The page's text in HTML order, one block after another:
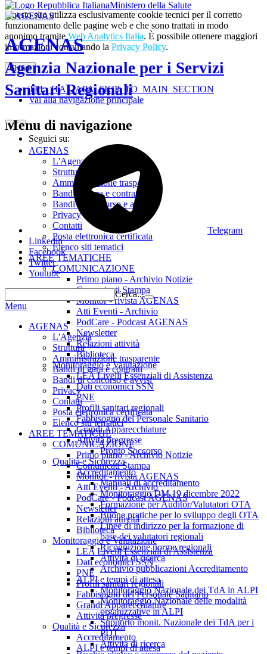
Questo sito utilizza esclusivamente cookie tecnici per il corretto
funzionamento delle pagine web e che sono trattati in modo
anonimo tramite Web Analytics Italia. È possibile ottenere maggiori
informazioni consultando la Privacy Policy.
Chiudi
TPL_ITALIAPA_SKIP_TO_MAIN_SECTION
Vai alla navigazione principale
Ministero della Salute
AGENAS
Agenzia Nazionale per i Servizi
Sanitari Regionali
Seguici su:
Telegram
Linkedin
Facebook
Twitter
Youtube
Cerca...
Menu
AGENAS
L'Agenzia
Struttura
Amministrazione trasparente
Bandi di gara e contratti
Bandi di concorso e avvisi
Privacy
Contatti
Posta elettronica certificata
Elenco siti tematici
AREE TEMATICHE
COMUNICAZIONE
Primo piano - Archivio Notizie
Comunicati Stampa
Monitor - rivista AGENAS
Atti Eventi - Archivio
PodCare - Podcast AGENAS
Newsletter
Relazioni attività
Biblioteca
Monitoraggio e Valutazione
LEA Livelli Essenziali di Assistenza
Dati economici SSN
PNE
Profili sanitari regionali
Fabbisogno del Personale Sanitario
Grandi Apparecchiature
Attività pregresse
Qualità e Sicurezza
Accreditamento
ALPI e tempi di attesa
Menu di navigazione
AGENAS
L'Agenzia
Struttura
Amministrazione trasparente
Bandi di gara e contratti
Bandi di concorso e avvisi
Privacy
Contatti
Posta elettronica certificata
Elenco siti tematici
AREE TEMATICHE
COMUNICAZIONE
Primo piano - Archivio Notizie
Comunicati Stampa
Monitor - rivista AGENAS
Atti Eventi - Archivio
PodCare - Podcast AGENAS
Newsletter
Relazioni attività
Biblioteca
Monitoraggio e Valutazione
LEA Livelli Essenziali di Assistenza
Dati economici SSN
PNE
Profili sanitari regionali
Fabbisogno del Personale Sanitario
Grandi Apparecchiature
Attività pregresse
Pronto Soccorso
Qualità e Sicurezza
Accreditamento
Manuali di accreditamento
Monitoraggio DM 19 dicembre 2022
Formazione per Auditor/Valutatori OTA
Buone pratiche per lo sviluppo degli OTA
Linee di indirizzo per la formazione di
base dei valutatori regionali
Ricognizione norme regionali
Attività di ricerca
Archivio pubblicazioni Accreditamento
ALPI e tempi di attesa
Monitoraggio Nazionale dei TdA in ALPI
Monitoraggio Nazionale delle modalità
organizzative in ALPI
Supporto monit. Nazionale dei TdA per i
PDT
Attività di ricerca